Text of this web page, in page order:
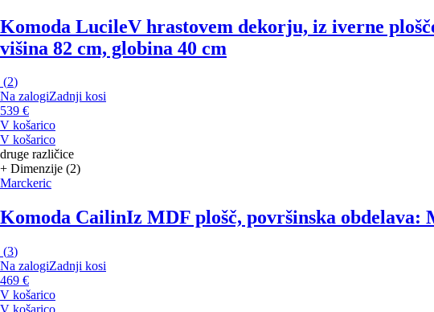
Komoda LucileV hrastovem dekorju, iz iverne
višina 82 cm, globina 40 cm
(2)
Na zalogiZadnji kosi
539 €
V košarico
V košarico
druge različice
+ Dimenzije (2)
Marckeric
Komoda CailinIz MDF plošč, površinska obdelava:
(3)
Na zalogiZadnji kosi
469 €
V košarico